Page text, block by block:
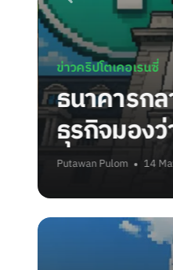
ข่าวคริปโตเคอเรนซี่
ธนาคารก
ธุรกิจมองว่
Putawan Pulom 14